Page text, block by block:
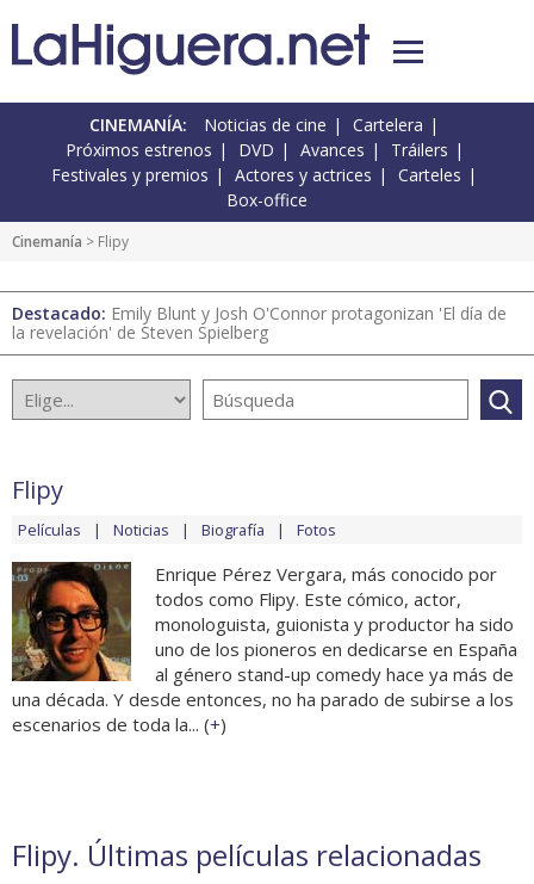
CINEMANÍA: Noticias de cine
Cartelera
Próximos estrenos
DVD Avances
Tráilers
Festivales y premios
Actores y actrices
Carteles
Box-office
Cinemanía > Flipy
Destacado: Emily Blunt y Josh O'Connor protagonizan 'El día de
la revelación' de Steven Spielberg
Flipy
Películas Noticias Biografía Fotos
Enrique Pérez Vergara, más conocido por
todos como Flipy. Este cómico, actor,
monologuista, guionista y productor ha sido
uno de los pioneros en dedicarse en España
al género stand-up comedy hace ya más de
una década. Y desde entonces, no ha parado de subirse a los
escenarios de toda la... (+)
Flipy. Últimas películas relacionadas